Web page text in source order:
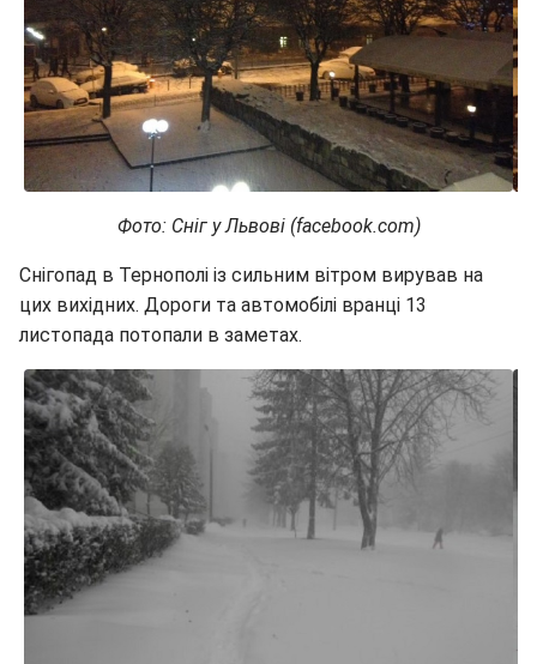
Фото: Сніг у Львові (facebook.com)
Снігопад в Тернополі із сильним вітром вирував на
цих вихідних. Дороги та автомобілі вранці 13
листопада потопали в заметах.